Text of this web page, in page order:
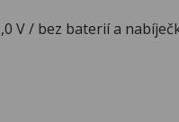
V / bez baterií a